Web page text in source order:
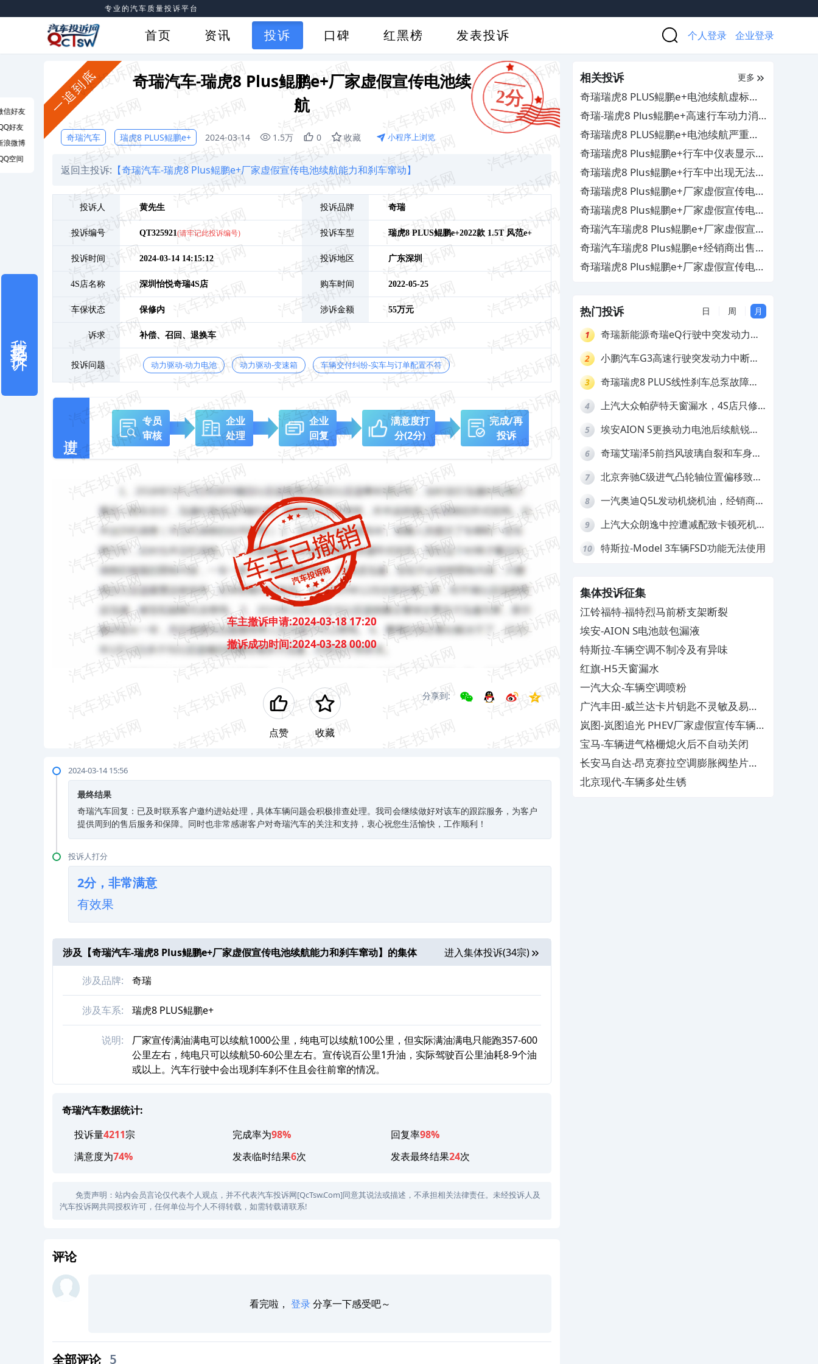
专业的汽车质量投诉平台
首页 资讯 投诉 口碑 红黑榜 发表投诉 个人登录 企业登录
2分
一追到底
奇瑞汽车-瑞虎8 Plus鲲鹏e+厂家虚假宣传电池续
航
奇瑞汽车 瑞虎8 PLUS鲲鹏e+ 2024-03-14 1.5万 0 收藏 小程序上浏览
返回主投诉: 【奇瑞汽车-瑞虎8 Plus鲲鹏e+厂家虚假宣传电池续航能力和刹车窜动】
投诉人 黄先生 投诉品牌 奇瑞
投诉编号 QT325921(请牢记此投诉编号) 投诉车型 瑞虎8 PLUS鲲鹏e+2022款 1.5T 风范e+
投诉时间 2024-03-14 14:15:12 投诉地区 广东深圳
4S店名称 深圳怡悦奇瑞4S店 购车时间 2022-05-25
车保状态 保修内 涉诉金额 55万元
诉求 补偿、 召回、 退换车
投诉问题 动力驱动-动力电池 动力驱动-变速箱 车辆交付纠纷-实车与订单配置不符
专员
审核
企业
处理
企业
回复
满意度打
分(2分)
完成/再
投诉
车主撤诉申请:2024-03-18 17:20
撤诉成功时间:2024-03-28 00:00
点赞 收藏
分享到:
2024-03-14 15:56
最终结果
奇瑞汽车回复：已及时联系客户邀约进站处理，具体车辆问题会积极排查处理。我司会继续做好对该车的跟踪服务，为客户
提供周到的售后服务和保障。同时也非常感谢客户对奇瑞汽车的关注和支持，衷心祝您生活愉快，工作顺利！
投诉人打分
2分，非常满意
有效果
涉及【奇瑞汽车-瑞虎8 Plus鲲鹏e+厂家虚假宣传电池续航能力和刹车窜动】的集体 进入集体投诉(34宗)
涉及品牌: 奇瑞
涉及车系: 瑞虎8 PLUS鲲鹏e+
说明:
厂家宣传满油满电可以续航1000公里，纯电可以续航100公里，但实际满油满电只能跑357-600
公里左右，纯电只可以续航50-60公里左右。宣传说百公里1升油，实际驾驶百公里油耗8-9个油
或以上。汽车行驶中会出现刹车刹不住且会往前窜的情况。
奇瑞汽车数据统计:
投诉量4211宗 完成率为98% 回复率98%
满意度为74% 发表临时结果6次 发表最终结果24次
免责声明：站内会员言论仅代表个人观点，并不代表汽车投诉网[QcTsw.Com]同意其说法或描述，不承担相关法律责任。未经投诉人及
汽车投诉网共同授权许可，任何单位与个人不得转载，如需转载请联系!
评论
看完啦， 登录分享一下感受吧～
全部评论 5
相关投诉 更多
奇瑞瑞虎8 PLUS鲲鹏e+电池续航虚标和
动力受限，存在严重安全隐患
奇瑞-瑞虎8 Plus鲲鹏e+高速行车动力消
失和前悬挂异响
奇瑞瑞虎8 PLUS鲲鹏e+电池续航严重虚
标和变速箱顿挫及中控死机，厂家却不作
为不予处理
奇瑞瑞虎8 Plus鲲鹏e+行车中仪表显示高
压故障且跳N档不走车，严重影响驾驶安
全
奇瑞瑞虎8 Plus鲲鹏e+行车中出现无法提
速和多个故障灯亮起的情况，4S店却不
予有效解决其售后服务差
奇瑞瑞虎8 Plus鲲鹏e+厂家虚假宣传电池
续航能力和汽车多处出现质量问题，要求
厂家给予解决
奇瑞瑞虎8 Plus鲲鹏e+厂家虚假宣传电池
续航能力和汽车多处出现质量问题，要求
厂家给予解决
奇瑞汽车瑞虎8 Plus鲲鹏e+厂家虚假宣传
电池续航能力和踩刹车出现自动加速的情
况，厂商却置之不理不予解决
奇瑞汽车瑞虎8 Plus鲲鹏e+经销商出售存
在质量问题车辆，严重欺骗消费者
奇瑞瑞虎8 Plus鲲鹏e+厂家虚假宣传电池
热门投诉 日 周 月
1
奇瑞新能源奇瑞eQ行驶中突发动力受
拒绝三电质保
2
小鹏汽车G3高速行驶突发动力中断，
3
奇瑞瑞虎8 PLUS线性刹车总泵故障，
4
上汽大众帕萨特天窗漏水，4S店只修
5
埃安AION S更换动力电池后续航锐
6
奇瑞艾瑞泽5前挡风玻璃自裂和车身多
7
北京奔驰C级进气凸轮轴位置偏移致发
8
一汽奥迪Q5L发动机烧机油，经销商推
9
上汽大众朗逸中控遭减配致卡顿死机，
10 特斯拉-Model 3车辆FSD功能无法使用
集体投诉征集
江铃福特-福特烈马前桥支架断裂
埃安-AION S电池鼓包漏液
特斯拉-车辆空调不制冷及有异味
红旗-H5天窗漏水
一汽大众-车辆空调喷粉
广汽丰田-威兰达卡片钥匙不灵敏及易消
磁
岚图-岚图追光 PHEV厂家虚假宣传车辆配
置与功能
宝马-车辆进气格栅熄火后不自动关闭
长安马自达-昂克赛拉空调膨胀阀垫片生
锈
北京现代-车辆多处生锈
信好友
好友
浪微博
空间